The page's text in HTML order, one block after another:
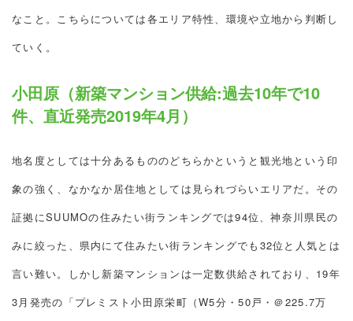
なこと。こちらについては各エリア特性、環境や立地から判断し
ていく。
小田原（新築マンション供給:過去10年で10
件、直近発売2019年4月）
地名度としては十分あるもののどちらかというと観光地という印
象の強く、なかなか居住地としては見られづらいエリアだ。その
証拠にSUUMOの住みたい街ランキングでは94位、神奈川県民の
みに絞った、県内にて住みたい街ランキングでも32位と人気とは
言い難い。しかし新築マンションは一定数供給されており、19年
3月発売の「プレミスト小田原栄町（W5分・50戸・＠225.7万